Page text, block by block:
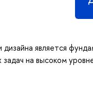
дизайна является
на высоком